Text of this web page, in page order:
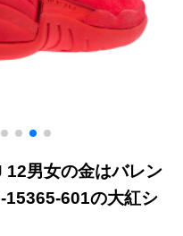
男女の金はバレン
601の大紅シ